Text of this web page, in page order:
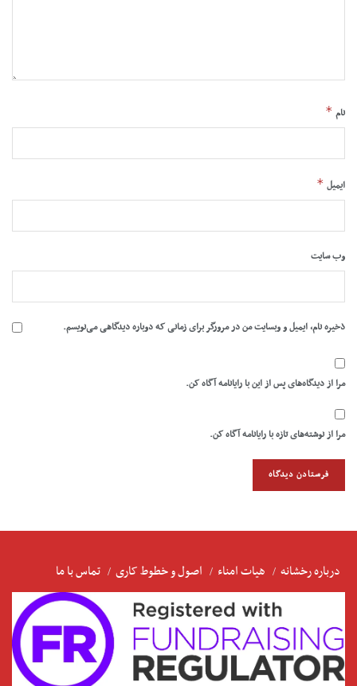
نام *
ایمیل *
وب‌ سایت
ذخیره نام، ایمیل و وبسایت من در مرورگر برای زمانی که دوباره دیدگاهی می‌نویسم.
مرا از دیدگاه‌های پس از این با رایانامه آگاه کن.
مرا از نوشته‌های تازه با رایانامه آگاه کن.
درباره رخشانه هیات امناء اصول و خطوط کاری تماس با ما